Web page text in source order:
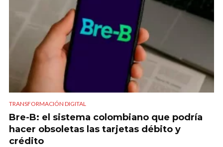
TRANSFORMACIÓN DIGITAL
Bre-B: el sistema colombiano que podría
hacer obsoletas las tarjetas débito y
crédito